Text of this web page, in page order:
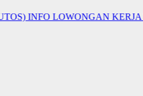
INFO LOWONGAN KERJA